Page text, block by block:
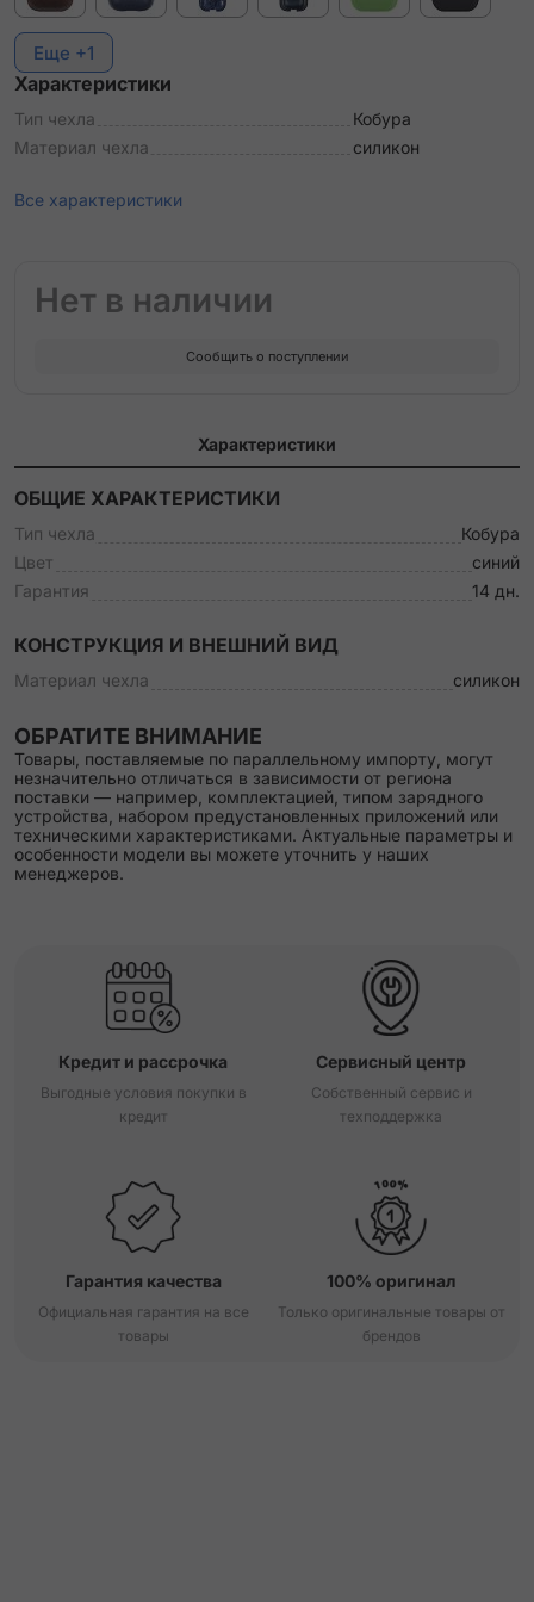
Еще +1
Характеристики
Тип чехла
Кобура
Материал чехла
силикон
Все характеристики
Нет в наличии
Сообщить о поступлении
Характеристики
ОБЩИЕ ХАРАКТЕРИСТИКИ
Тип чехла
Кобура
Цвет
синий
Гарантия
14 дн.
КОНСТРУКЦИЯ И ВНЕШНИЙ ВИД
Материал чехла силикон
ОБРАТИТЕ ВНИМАНИЕ
Товары, поставляемые по параллельному импорту, могут
незначительно отличаться в зависимости от региона
поставки — например, комплектацией, типом зарядного
устройства, набором предустановленных приложений или
техническими характеристиками. Актуальные параметры и
особенности модели вы можете уточнить у наших
менеджеров.
Кредит и рассрочка
Выгодные условия покупки в
кредит
Сервисный центр
Собственный сервис и
техподдержка
Гарантия качества
Официальная гарантия на все
товары
100% оригинал
Только оригинальные товары от
брендов